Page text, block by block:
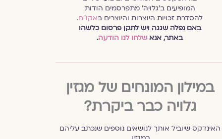
המופיעים ב׳גלויה׳ מתפרסמים הודות
להסדרת זכויות היוצרות והיוצרים באקו״ם.
באם נפלה שגגה ויש לתקן פרסום כלשהו
באתר, אנא שלחו לנו הודעה.
במילון המונחים של מגזין
גלויה כבר ביקרת?
האינדקס שיוביל אותך לנושאים נוספים שנכתב עליהם